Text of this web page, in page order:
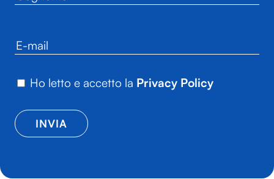
Ho letto e accetto la Privacy Policy